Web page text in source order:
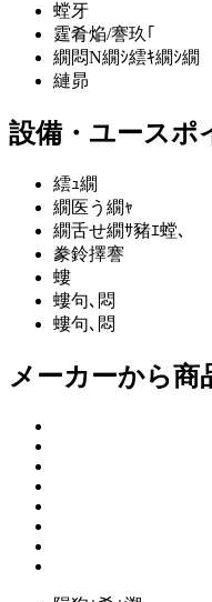
螳牙
霆肴焔/謇玖｢
繝悶Ν繝ｼ繧ｷ繝ｼ繝
縺昴
設備・ユースポ
繧ｭ繝
繝医う繝ｬ
繝舌せ繝ｻ豬ｴ螳､
豢鈴擇謇
螻
螻句､悶
螻句､悶
メーカーから商